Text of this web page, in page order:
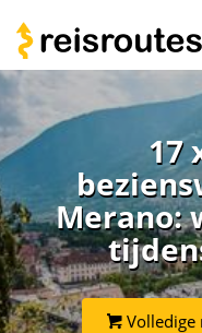
17
Merano:
Volledige